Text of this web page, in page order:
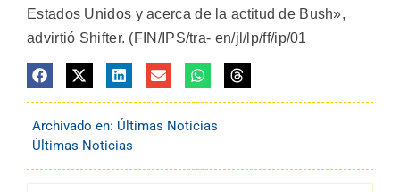
Estados Unidos y acerca de la actitud de Bush»,
advirtió Shifter. (FIN/IPS/tra- en/jl/lp/ff/ip/01
Archivado en: Últimas Noticias
Últimas Noticias